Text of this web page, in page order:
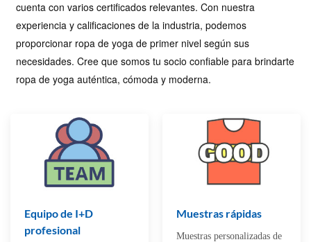
cuenta con varios certificados relevantes. Con nuestra
experiencia y calificaciones de la industria, podemos
proporcionar ropa de yoga de primer nivel según sus
necesidades. Cree que somos tu socio confiable para brindarte
ropa de yoga auténtica, cómoda y moderna.
Equipo de I+D
profesional
Muestras rápidas
Muestras personalizadas de